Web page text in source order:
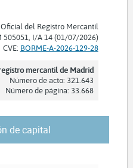
del Registro Mercantil
505051, I/A 14 (01/07/2026)
CVE: BORME-A-2026-129-28
mercantil de Madrid
Número de acto: 321.643
Número de página: 33.668
de capital